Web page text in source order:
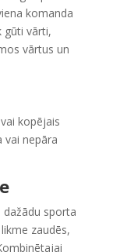
komanda
gūti vārti,
vārtus un
kopējais
vai nepāra
sporta
zaudēs,